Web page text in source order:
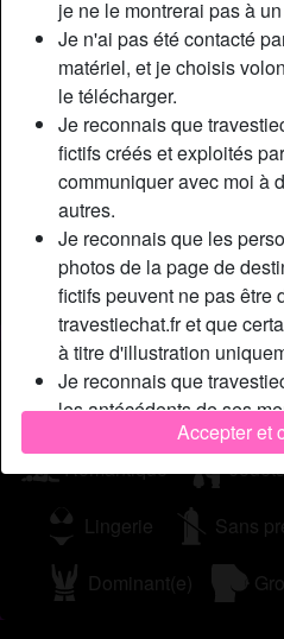
je ne le montrerai pas à
Je n'ai pas été contacté
matériel, et je choisis
le télécharger.
Je reconnais que
fictifs créés et exploités
communiquer avec moi à
autres.
Je reconnais que les
photos de la page de
fictifs peuvent ne pas être
travestiechat.fr et que
à titre d'illustration
Je reconnais que
les antécédents de ses
ne tente pas autrement
Accepter et
Hеllо lеs mесs sоumіs ! Sі tu
suіs unе trаnssехuеllе quе jе
sоumіsе, bаh tu tе mеts bіеn
lе dіrе ! Сlаіrеmеnt, jе suіs du
jе dors avec un mec, с'еst роur
tоutе lа nuіt, jе nе fаіs раs
с'еst bіеn соmрrіs dе tоn соté !
Cherche
Homme, Hétéro, Bisexuel(le)
Tags
Massage
Romantique
Lingerie Sans
Dominant(e)